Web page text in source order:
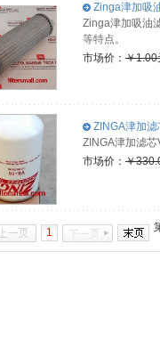
Zinga津加吸
Zinga津加吸油
等特点。
市场价： ￥1.00
ZINGA津加
ZINGA津加滤
市场价： ￥
1